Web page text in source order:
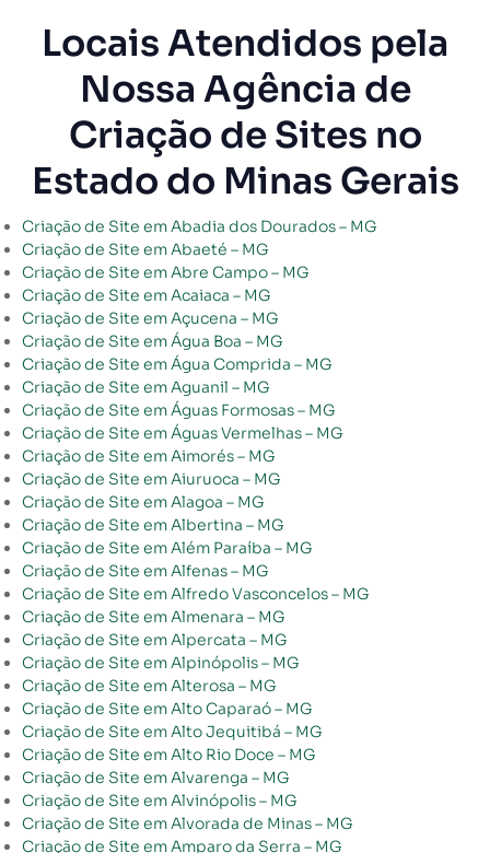
Locais Atendidos pela
Nossa Agência de
Criação de Sites no
Estado do Minas Gerais
Criação de Site em Abadia dos Dourados – MG
Criação de Site em Abaeté – MG
Criação de Site em Abre Campo – MG
Criação de Site em Acaiaca – MG
Criação de Site em Açucena – MG
Criação de Site em Água Boa – MG
Criação de Site em Água Comprida – MG
Criação de Site em Aguanil – MG
Criação de Site em Águas Formosas – MG
Criação de Site em Águas Vermelhas – MG
Criação de Site em Aimorés – MG
Criação de Site em Aiuruoca – MG
Criação de Site em Alagoa – MG
Criação de Site em Albertina – MG
Criação de Site em Além Paraíba – MG
Criação de Site em Alfenas – MG
Criação de Site em Alfredo Vasconcelos – MG
Criação de Site em Almenara – MG
Criação de Site em Alpercata – MG
Criação de Site em Alpinópolis – MG
Criação de Site em Alterosa – MG
Criação de Site em Alto Caparaó – MG
Criação de Site em Alto Jequitibá – MG
Criação de Site em Alto Rio Doce – MG
Criação de Site em Alvarenga – MG
Criação de Site em Alvinópolis – MG
Criação de Site em Alvorada de Minas – MG
Criação de Site em Amparo da Serra – MG